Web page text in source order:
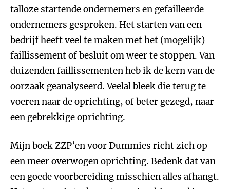
talloze startende ondernemers en gefailleerde
ondernemers gesproken. Het starten van een
bedrijf heeft veel te maken met het (mogelijk)
faillissement of besluit om weer te stoppen. Van
duizenden faillissementen heb ik de kern van de
oorzaak geanalyseerd. Veelal bleek die terug te
voeren naar de oprichting, of beter gezegd, naar
een gebrekkige oprichting.
Mijn boek ZZP’en voor Dummies richt zich op
een meer overwogen oprichting. Bedenk dat van
een goede voorbereiding misschien alles afhangt.